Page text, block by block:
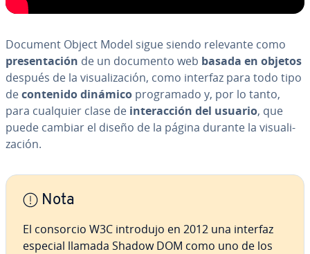
Document Object Model sigue siendo relevante como
pre­se­n­ta­ción de un documento web basada en objetos
después de la vi­sua­li­za­ción, como interfaz para todo tipo
decontenido dinámico pro­gra­ma­do y, por lo tanto,
para cualquier clase de in­ter­ac­ción del usuario, que
puede cambiar el diseño de la página durante la vi­sua­li­
za­ción.
Nota
El consorcio W3C introdujo en 2012 una interfaz
especial llamada Shadow DOM como uno de los